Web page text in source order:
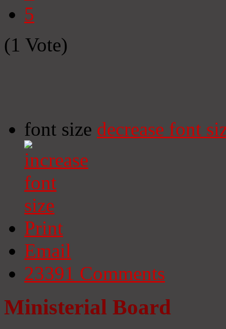
5
(1 Vote)
font size decrease font
Print
Email
23391 Comments
Ministerial Board